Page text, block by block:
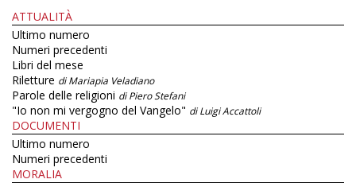
ATTUALITÀ
Ultimo numero
Numeri precedenti
Libri del mese
Riletture di Mariapia Veladiano
Parole delle religioni di Piero Stefani
"Io non mi vergogno del Vangelo" di Luigi Accattoli
DOCUMENTI
Ultimo numero
Numeri precedenti
MORALIA